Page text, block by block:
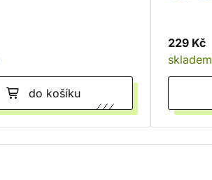
do košíku
229 Kč
skladem